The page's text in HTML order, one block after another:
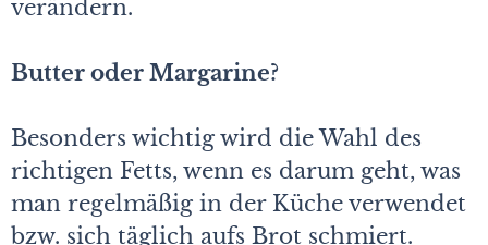
verändern.
Butter oder Margarine?
Besonders wichtig wird die Wahl des
richtigen Fetts, wenn es darum geht, was
man regelmäßig in der Küche verwendet
bzw. sich täglich aufs Brot schmiert.